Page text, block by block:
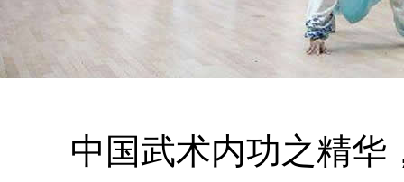
中国武术内功之精华